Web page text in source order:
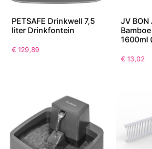
PETSAFE Drinkwell 7,5
liter Drinkfontein
€ 129,89
JV BON
1600ml
€ 13,02